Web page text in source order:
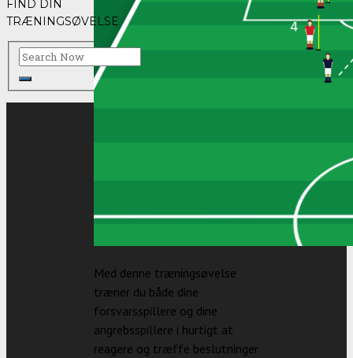
Med denne træningsøvelse
træner du både dine
forsvarsspillere og dine
angrebsspillere i hurtigt at
reagere og træffe beslutninger
FIND DIN
TRÆNINGSØVELSE